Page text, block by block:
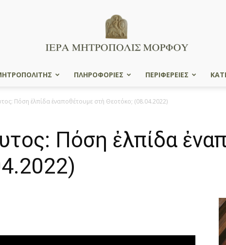
ΠΛΗΡΟΦΟΡΙΕΣ ΠΕΡΙΦΕΡΕΙΕΣ
Πόση ἐλπίδα ἐναποθέτουμε στὴ Θεοτόκο; (08.04.2022)
Πόση ἐλπίδα